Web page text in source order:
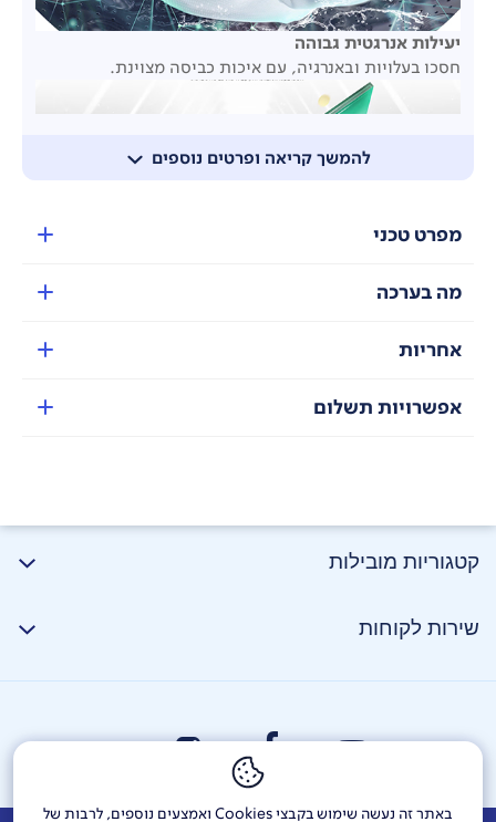
באתר זה נעשה שימוש בקבצי Cookies ואמצעים נוספים, לרבות של
להמשך קריאה ופרטים נוספים
יעילות אנרגטית גבוהה
חסכו בעלויות ובאנרגיה, עם איכות כביסה מצוינת.
כבסו 2 ק"ג נוספים של בגדים במכונת כביסה באותו הגודל,
TurboWash™ 360° תוך 39 דקות בלבד.
לבשו את הבגדים שלכם בביטחון בידיעה שכמות האלרגנים
מפרט טכני
מה בערכה
אחריות
אפשרויות תשלום
קטגוריות מובילות
שירות לקוחות